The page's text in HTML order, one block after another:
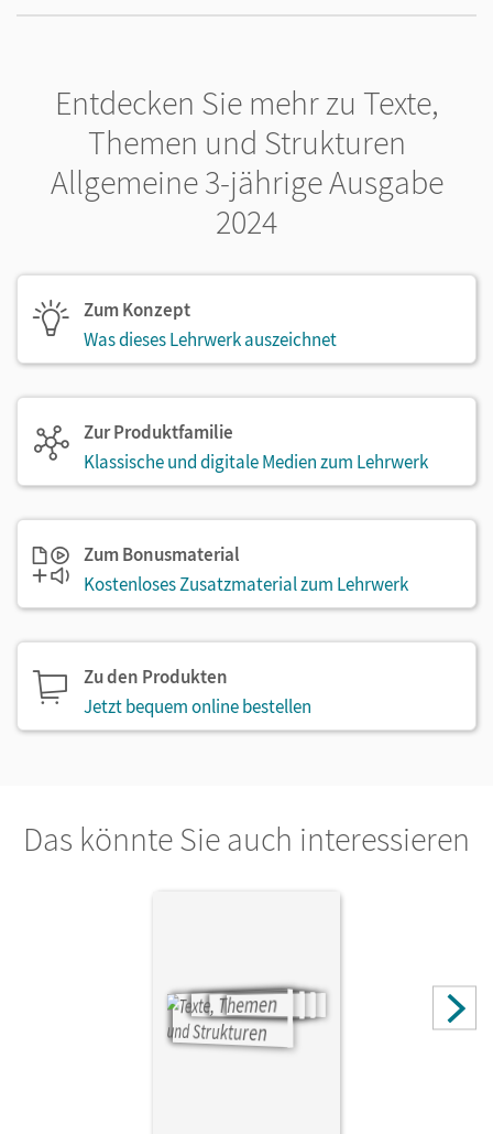
Entdecken Sie mehr zu Texte,
Themen und Strukturen
Allgemeine 3-jährige Ausgabe
2024
Zum Konzept
Was dieses Lehrwerk auszeichnet
Zur Produktfamilie
Klassische und digitale Medien zum Lehrwerk
Zum Bonusmaterial
Kostenloses Zusatzmaterial zum Lehrwerk
Zu den Produkten
Jetzt bequem online bestellen
Das könnte Sie auch interessieren